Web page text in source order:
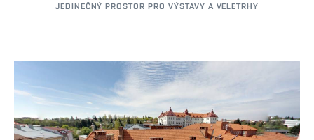
JEDINEČNÝ PROSTOR PRO VÝSTAVY A VELETRHY